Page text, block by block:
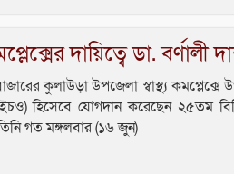
দায়িত্বে ডা. বর্ণালী
কুলাউড়া উপজেলা স্বাস্থ্য কমপ্লেক্সে
হিসেবে যোগদান করেছেন ২৫তম
গত মঙ্গলবার (১৬ জুন)